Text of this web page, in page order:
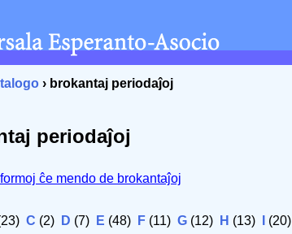
› brokantaj periodaĵoj
periodaĵoj
ĉe mendo de brokantaĵoj
C (2) D (7) E (48) F (11) G (12) H (13) (20)